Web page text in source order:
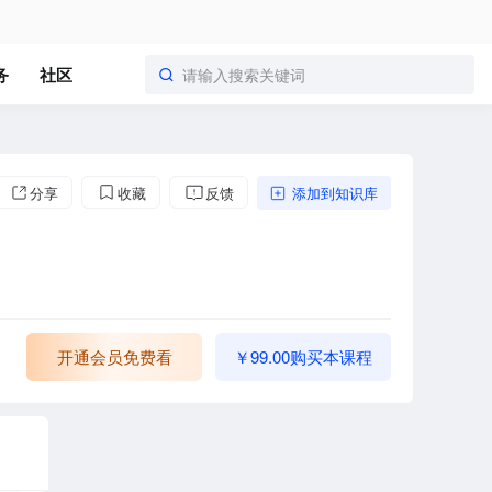
社区 请输入搜索关键词
分享 收藏 反馈 添加到知识库
开通会员免费看 ￥99.00购买本课程